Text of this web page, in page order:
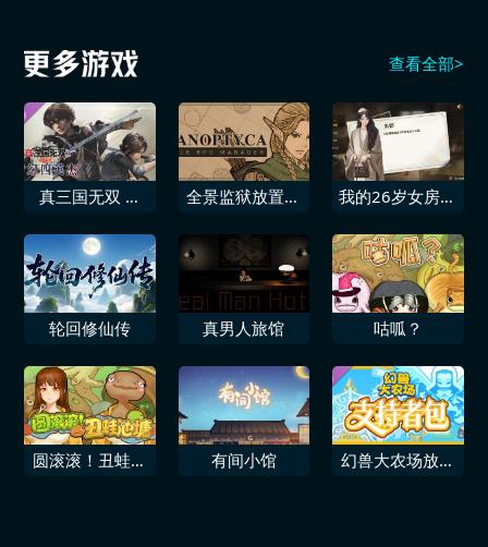
查看全部>
真三国无双 起
全景监狱放置式
我的26岁女房客
26YearOld
Female Tenant
轮回修仙传
真男人旅馆 咕呱？
圆滚滚！丑蛙池
有间小馆
幻兽大农场放置